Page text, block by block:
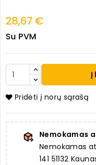
28,67 €
Su PVM
Į
Pridėti į norų sąrašą
Nemokamas
Nemokamas
141 51132